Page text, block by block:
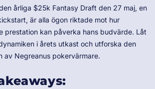
årliga $25k Fantasy Draft den 27 maj, en
är alla ögon riktade mot hur
prestation kan påverka hans budvärde. Låt
i årets utkast och utforska den
av Negreanus pokervärmare.